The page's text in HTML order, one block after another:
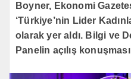
Boyner, Ekonomi
‘Türkiye’nin Lider
olarak yer aldı. Bilgi ve
Panelin açılış